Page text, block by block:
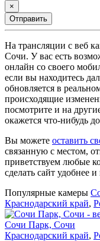
×
Отправить
На трансляции с веб
Сочи. У вас есть
онлайн со своего
если вы находитесь
обновляется в
происходящие
посмотрите и на
окажется что-нибудь
Вы можете оставить
связанную с местом,
приветствуем любые
сделать сайт удобнее
Популярные камеры
Краснодарский край,
Сочи Парк, Сочи
Краснодарский край,